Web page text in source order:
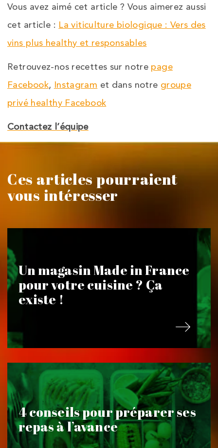
Vous avez aimé cet article ? Vous aimerez aussi
cet article : La viticulture biologique : Vers des
vins plus healthy et responsables
Retrouvez-nos recettes sur notre page
Facebook, Instagram et dans notre groupe
privé healthy Facebook
Contactez l’équipe
Ces articles pourraient
vous intéresser
Un magasin Made in France
pour votre cuisine ? Ça
existe !
4 conseils pour préparer ses
repas à l’avance